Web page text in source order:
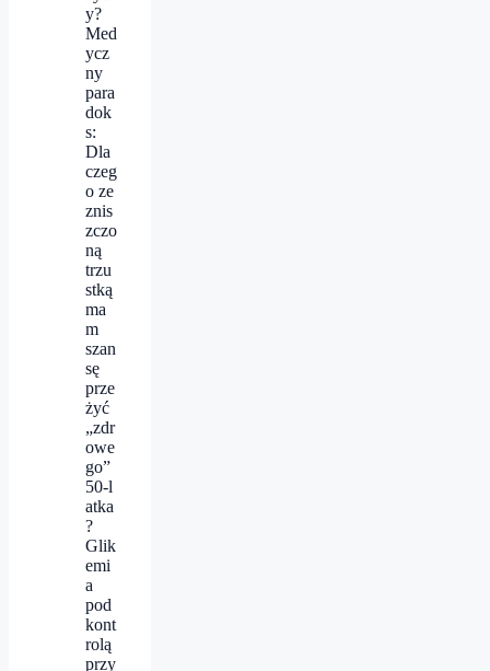
y?
Med
ycz
ny
para
dok
s:
Dla
czeg
o ze
znis
zczo
ną
trzu
stką
ma
m
szan
sę
prze
żyć
„zdr
owe
go”
50‑l
atka
?
Glik
emi
a
pod
kont
rolą
przy